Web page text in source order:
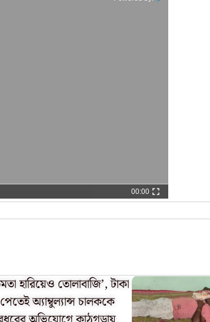
00:00
হারিয়েও তোলাবাজি’, টাকা
অ্যাম্বুল্যান্স চালককে